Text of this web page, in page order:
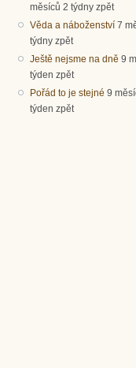
měsíců 2 týdny zpět
Věda a náboženství 7
týdny zpět
Ještě nejsme na dně 9
týden zpět
Pořád to je stejné 9
týden zpět